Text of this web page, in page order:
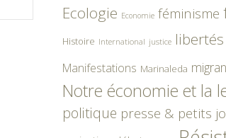
Ecologie Economie féminisme
Histoire International justice libertés
Manifestations Marinaleda
Notre économie et la
politique presse & petits